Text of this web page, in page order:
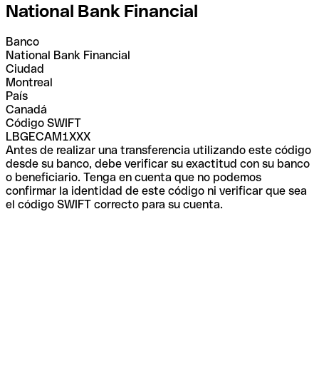
National Bank Financial
Banco
National Bank Financial
Ciudad
Montreal
País
Canadá
Código SWIFT
LBGECAM1XXX
Antes de realizar una transferencia utilizando este código
desde su banco, debe verificar su exactitud con su banco
o beneficiario. Tenga en cuenta que no podemos
confirmar la identidad de este código ni verificar que sea
el código SWIFT correcto para su cuenta.